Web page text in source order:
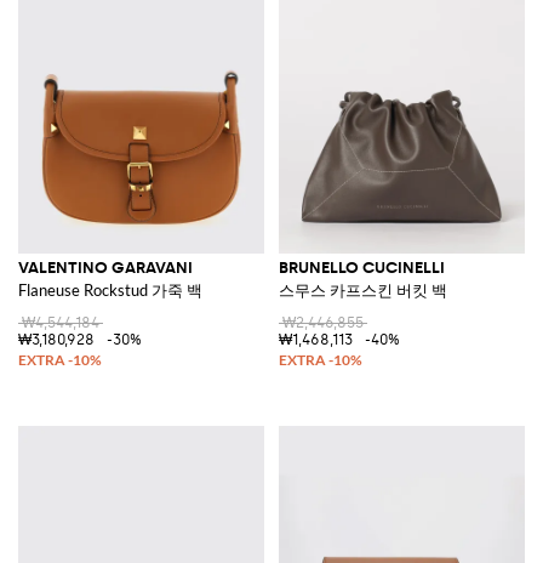
VALENTINO GARAVANI
Flaneuse Rockstud 가죽 백
₩4,544,184
₩3,180,928
-30%
BRUNELLO CUCINELLI
스무스 카프스킨 버킷 백
₩2,446,855
₩1,468,113
-40%